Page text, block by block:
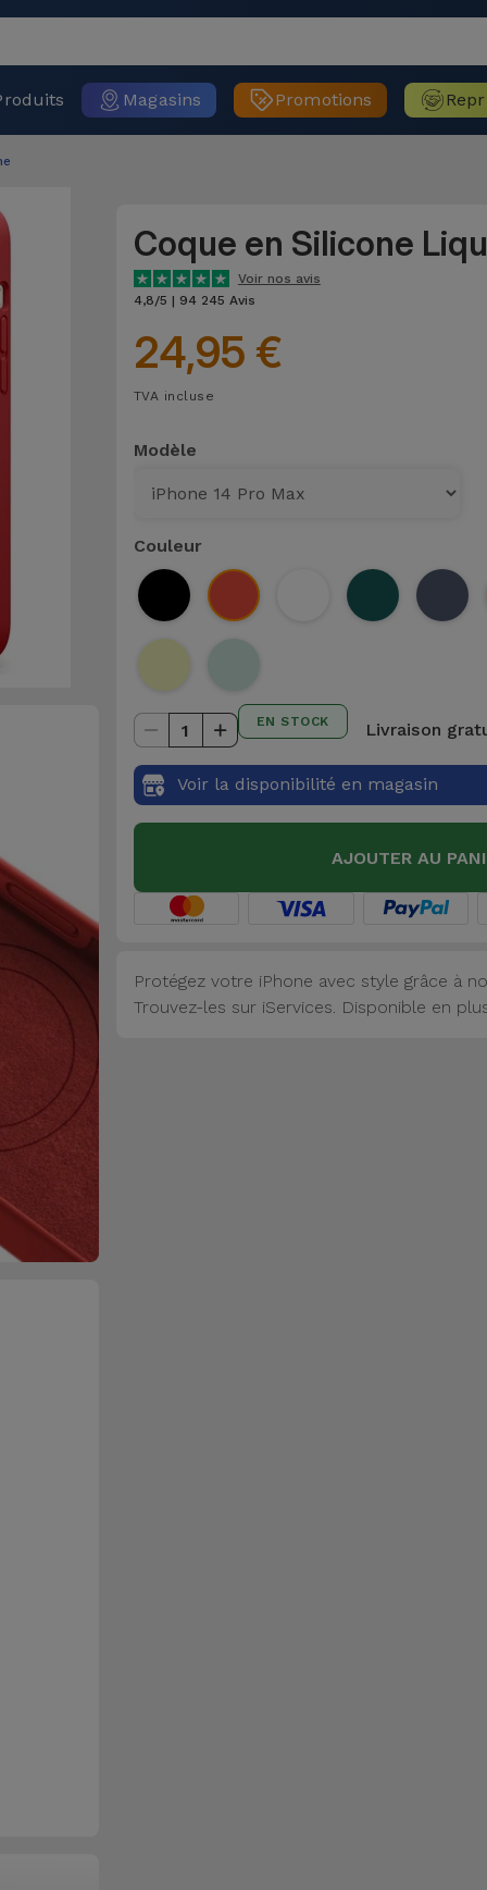
Magasins Promotions
Coque en Silicone
Voir nos avis
4,8/5 | 94 245 Avis
24,95 €
TVA incluse
Modèle
Couleur
1 EN STOCK Livraison
Voir la disponibilité en magasin
AJOUTER AU
Protégez votre iPhone avec style grâce à
Trouvez-les sur iServices. Disponible en